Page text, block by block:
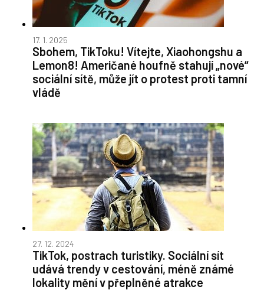
17. 1. 2025
Sbohem, TikToku! Vítejte, Xiaohongshu a
Lemon8! Američané houfně stahují „nové“
sociální sítě, může jít o protest proti tamní
vládě
27. 12. 2024
TikTok, postrach turistiky. Sociální sít
udává trendy v cestování, méně známé
lokality mění v přeplněné atrakce